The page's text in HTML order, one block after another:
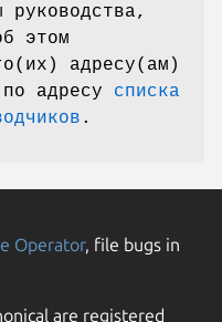
руководства,
этом
адресу(ам)
адресу списка
.
Operator, file bugs in
are registered